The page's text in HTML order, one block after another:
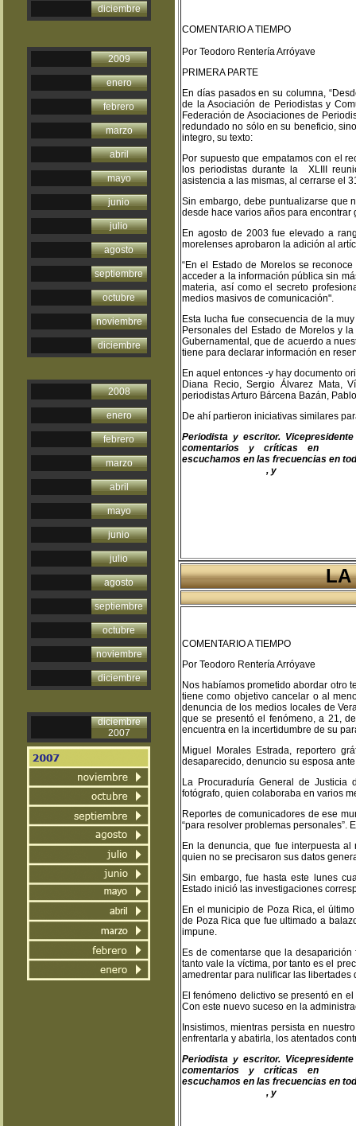
diciembre
2009
enero
febrero
marzo
abril
mayo
junio
julio
agosto
septiembre
octubre
noviembre
diciembre
2008
enero
febrero
marzo
abril
mayo
junio
julio
agosto
septiembre
octubre
noviembre
diciembre
diciembre
2007
COMENTARIO A TIEMPO
Por Teodoro Rentería Arróyave
PRIMERA PARTE
En días pasados en su columna,
de la Asociación de Periodistas y
Federación de Asociaciones de
redundado no sólo en su beneficio,
integro, su texto:
Por supuesto que empatamos con el
los periodistas durante la XLIII
asistencia a las mismas, al cerrarse el
Sin embargo, debe puntualizarse que
desde hace varios años para
En agosto de 2003 fue elevado a
morelenses aprobaron la adición al
“En el Estado de Morelos se
acceder a la información pública sin
materia, así como el secreto
medios masivos de comunicación".
Esta lucha fue consecuencia de la
Personales del Estado de Morelos y
Gubernamental, que de acuerdo a
tiene para declarar información en
En aquel entonces -y hay documento
Diana Recio, Sergio Álvarez Mata,
periodistas Arturo Bárcena Bazán,
De ahí partieron iniciativas similares
Periodista y escritor.
comentarios y críticas en
escuchamos en las frecuencias en
, y
LA
COMENTARIO A TIEMPO
Por Teodoro Rentería Arróyave
Nos habíamos prometido abordar otro
tiene como objetivo cancelar o al
denuncia de los medios locales de
que se presentó el fenómeno, a 21,
encuentra en la incertidumbre de su
Miguel Morales Estrada, reportero
desaparecido, denuncio su esposa
La Procuraduría General de Justicia
fotógrafo, quien colaboraba en varios
Reportes de comunicadores de ese
“para resolver problemas personales”.
En la denuncia, que fue interpuesta
quien no se precisaron sus datos
Sin embargo, fue hasta este lunes
Estado inició las investigaciones
En el municipio de Poza Rica, el
de Poza Rica que fue ultimado a
impune.
Es de comentarse que la
tanto vale la víctima, por tanto es el
amedrentar para nulificar las libertades
El fenómeno delictivo se presentó en
Con este nuevo suceso en la
Insistimos, mientras persista en
enfrentarla y abatirla, los atentados
Periodista y escritor.
comentarios y críticas en
escuchamos en las frecuencias en
, y